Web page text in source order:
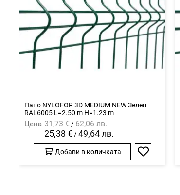
Панo NYLOFOR 3D MEDIUM NEW Зелен
RAL6005 L=2.50 m H=1.23 m
Цена 31,73 €/62,06 лв.
25,38 €/49,64 лв.
Добави в количката
Добави